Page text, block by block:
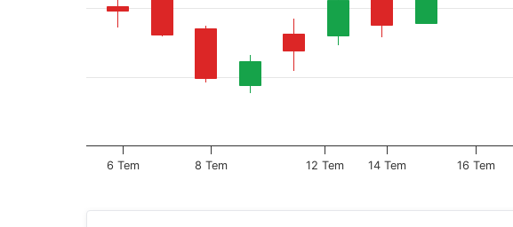
6 Tem 8 Tem 12 Tem 14 Tem 16 Tem